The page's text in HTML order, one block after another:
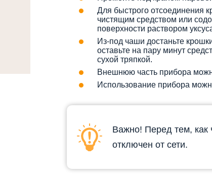
Для быстрого отсоединения
чистящим средством или
поверхности раствором
Из-под чаши достаньте
оставьте на пару минут
сухой тряпкой.
Внешнюю часть прибора
Использование прибора
Важно! Перед тем, как
отключен от сети.